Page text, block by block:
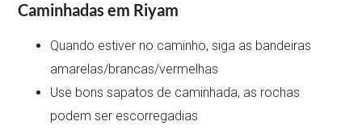
Caminhadas em Riyam
Quando estiver no caminho, siga as bandeiras
amarelas/brancas/vermelhas
Use bons sapatos de caminhada, as rochas
podem ser escorregadias